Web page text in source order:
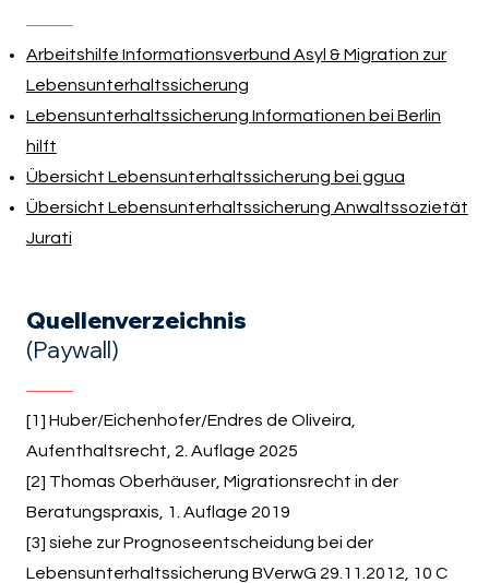
Arbeitshilfe Informationsverbund Asyl & Migration zur
Lebensunterhaltssicherung
Lebensunterhaltssicherung Informationen bei Berlin
hilft
Übersicht Lebensunterhaltssicherung bei ggua
Übersicht Lebensunterhaltssicherung Anwaltssozietät
Jurati
Quellenverzeichnis
(Paywall)
[1] Huber/Eichenhofer/Endres de Oliveira,
Aufenthaltsrecht, 2. Auflage 2025
[2] Thomas Oberhäuser, Migrationsrecht in der
Beratungspraxis, 1. Auflage 2019
[3] siehe zur Prognoseentscheidung bei der
Lebensunterhaltssicherung BVerwG 29.11.2012, 10 C